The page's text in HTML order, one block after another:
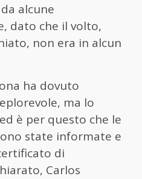
alcune
dato che il volto,
non era in alcun
ha dovuto
ma lo
è per questo che le
state informate e
di
Carlos